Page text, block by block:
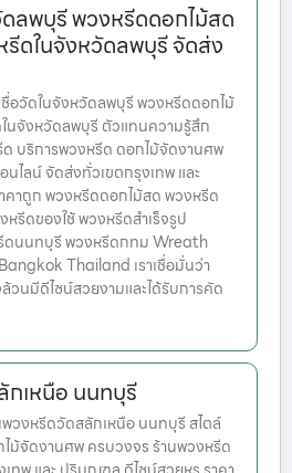
ลพบุรี พวงหรีดดอกไม้สด
ดในจังหวัดลพบุรี จัดส่ง
อวัดในจังหวัดลพบุรี พวงหรีดดอกไม้
นจังหวัดลพบุรี ตัวแทนความรู้สึก
ด บริการพวงหรีด ดอกไม้จัดงานศพ
ไลน์ จัดส่งทั่วเขตกรุงเทพ และ
าถูก พวงหรีดดอกไม้สด พวงหรีด
รีดของใช้ พวงหรีดสำเร็จรูป
ดนนทบุรี พวงหรีดกทม Wreath
Thailand เราเชื่อมั่นว่า
วนมีดีไซน์สวยงามและได้รับการคัด
เหนือ นนทบุรี
วงหรีดวัดสลักเหนือ นนทบุรี สไตล์
ม้จัดงานศพ ครบวงจร ร้านพวงหรีด